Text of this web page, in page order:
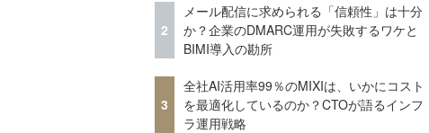
2
メール配信に求められる「信頼性」は十分
か？企業のDMARC運用が失敗するワケと
BIMI導入の勘所
3
全社AI活用率99％のMIXIは、いかにコスト
を最適化しているのか？CTOが語るインフ
ラ運用戦略